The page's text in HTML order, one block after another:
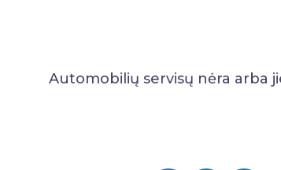
Automobilių servisų nėra arba